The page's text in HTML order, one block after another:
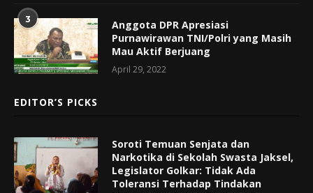
3
Anggota DPR Apresiasi
Purnawirawan TNI/Polri yang Masih
Mau Aktif Berjuang
April 29, 2022
EDITOR’S PICKS
Soroti Temuan Senjata dan
Narkotika di Sekolah Swasta Jaksel,
Legislator Golkar: Tidak Ada
Toleransi Terhadap Tindakan